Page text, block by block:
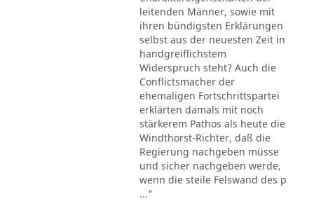
leitenden Männer, sowie mit
ihren bündigsten Erklärungen
selbst aus der neuesten Zeit in
handgreiflichstem
Widerspruch steht? Auch die
Conflictsmacher der
ehemaligen Fortschrittspartei
erklärten damals mit noch
stärkerem Pathos als heute die
Windthorst-Richter, daß die
Regierung nachgeben müsse
und sicher nachgeben werde,
wenn die steile Felswand des p
..."